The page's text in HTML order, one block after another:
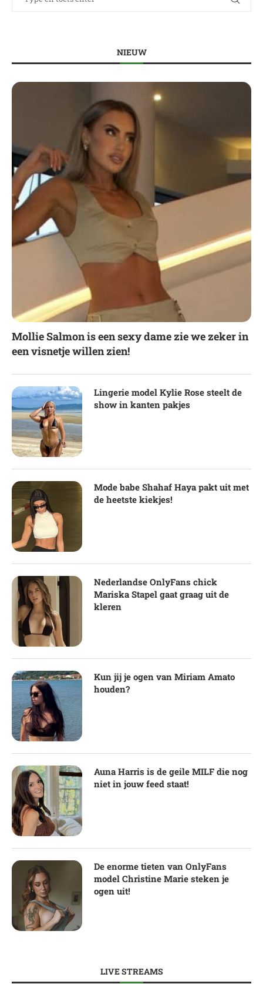
NIEUW
Mollie Salmon is een sexy dame zie we zeker in
een visnetje willen zien!
Lingerie model Kylie Rose steelt de
show in kanten pakjes
Mode babe Shahaf Haya pakt uit met
de heetste kiekjes!
Nederlandse OnlyFans chick
Mariska Stapel gaat graag uit de
kleren
Kun jij je ogen van Miriam Amato
houden?
Auna Harris is de geile MILF die nog
niet in jouw feed staat!
De enorme tieten van OnlyFans
model Christine Marie steken je
ogen uit!
LIVE STREAMS